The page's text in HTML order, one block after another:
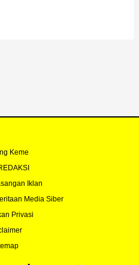
Keme
Iklan
Media Siber
Privasi